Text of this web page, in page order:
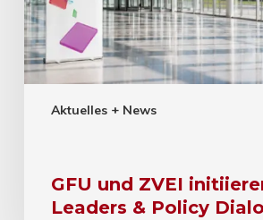
Aktuelles + News
GFU und ZVEI
Leaders & Policy